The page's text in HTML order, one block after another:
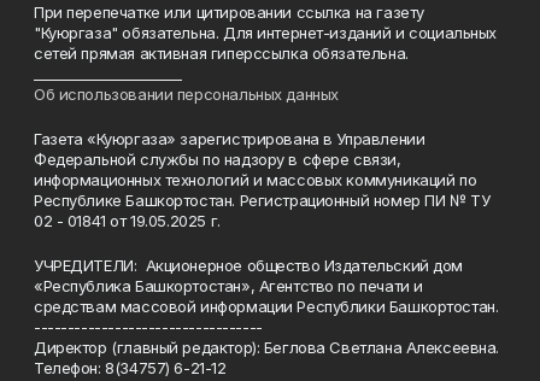
При перепечатке или цитировании ссылка на газету
"Куюргаза" обязательна. Для интернет-изданий и социальных
сетей прямая активная гиперссылка обязательна.
Об использовании персональных данных
Газета «Куюргаза» зарегистрирована в Управлении
Федеральной службы по надзору в сфере связи,
информационных технологий и массовых коммуникаций по
Республике Башкортостан. Регистрационный номер ПИ № ТУ
02 - 01841 от 19.05.2025 г.
УЧРЕДИТЕЛИ: Акционерное общество Издательский дом
«Республика Башкортостан», Агентство по печати и
средствам массовой информации Республики Башкортостан.
----------------------------------
Директор (главный редактор): Беглова Светлана Алексеевна.
Телефон: 8(34757) 6-21-12